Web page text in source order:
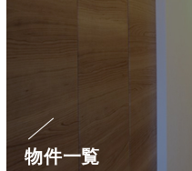
物件一覧